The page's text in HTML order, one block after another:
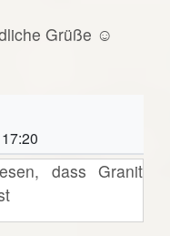
Grüße ☺️
dass Granit